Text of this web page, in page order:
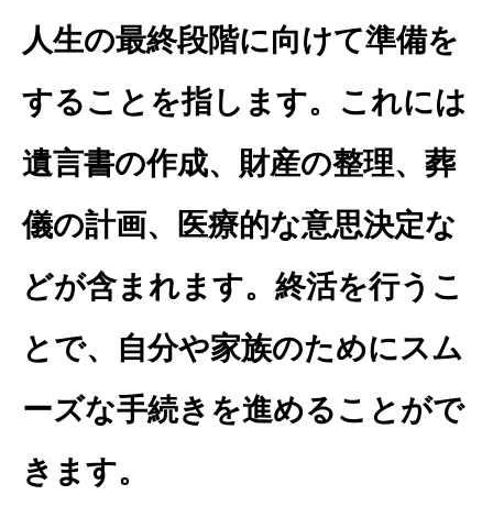
人生の最終段階に向けて準備を
することを指します。これには
遺言書の作成、財産の整理、葬
儀の計画、医療的な意思決定な
どが含まれます。終活を行うこ
とで、自分や家族のためにスム
ーズな手続きを進めることがで
きます。